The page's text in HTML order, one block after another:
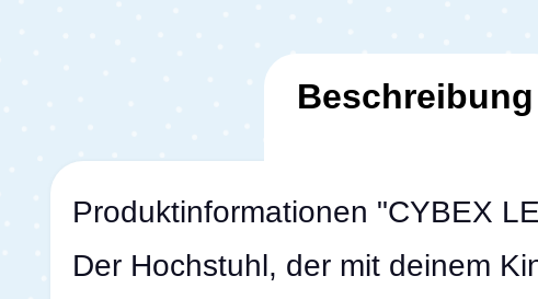
Beschreibung
Produktinformationen "CYBEX
Der Hochstuhl, der mit deinem